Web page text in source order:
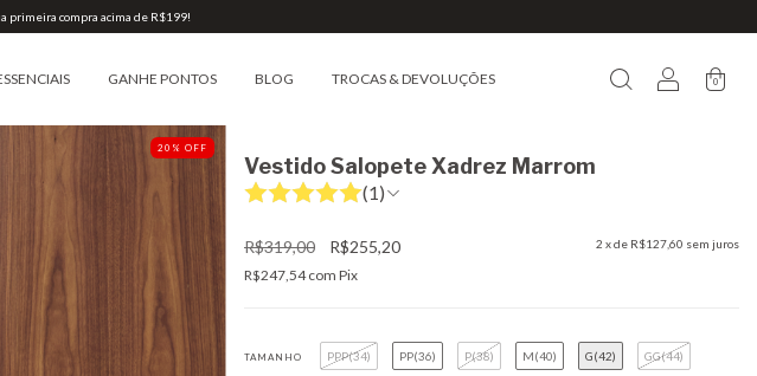
primeira compra acima de R$199!
GANHE PONTOS BLOG TROCAS & DEVOLUÇÕES 0
20 % OFF
Vestido Salopete Xadrez Marrom
(1)
R$319,00 R$255,20 2 x de R$127,60 sem juros
R$247,54com Pix
TAMANHO PPP(34) PP(36) P(38) M(40) G(42) GG(44)